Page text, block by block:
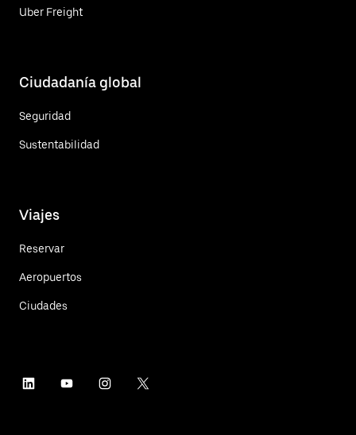
Uber Freight
Ciudadanía global
Seguridad
Sustentabilidad
Viajes
Reservar
Aeropuertos
Ciudades